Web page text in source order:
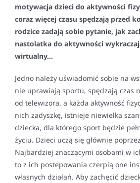
motywacja dzieci do aktywności
coraz więcej czasu spędzają przed
rodzice zadają sobie pytanie, jak
nastolatka do aktywności
wirtualny…
Jedno należy uświadomić sobie na
nie uprawiają sportu, spędzają czas
od telewizora, a każda aktywność
nich zadyszkę, istnieje niewielka
dziecka, dla którego sport będzie
życiu. Dzieci uczą się głównie
Najbardziej znaczącymi osobami w
to z ich postepowania czerpią one
własnych działań. Aby zachęcić